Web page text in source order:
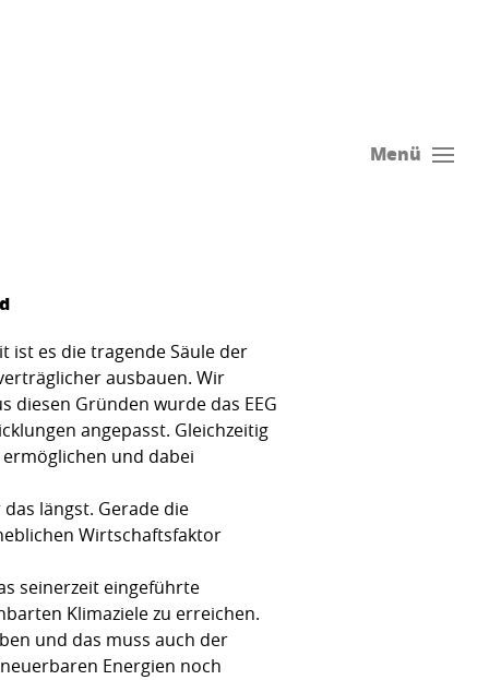
Menü
ist es die tragende Säule der
ausbauen. Wir
diesen Gründen wurde das EEG
angepasst. Gleichzeitig
und dabei
längst. Gerade die
Wirtschaftsfaktor
seinerzeit eingeführte
Klimaziele zu erreichen.
und das muss auch der
Energien noch